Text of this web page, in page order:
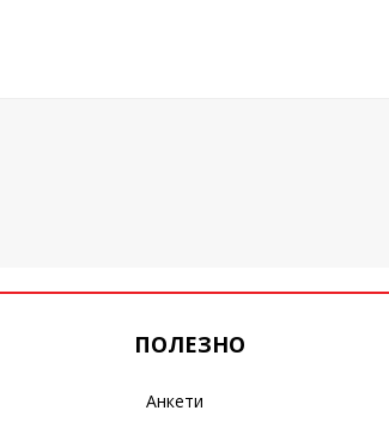
ПОЛЕЗНО
Анкети